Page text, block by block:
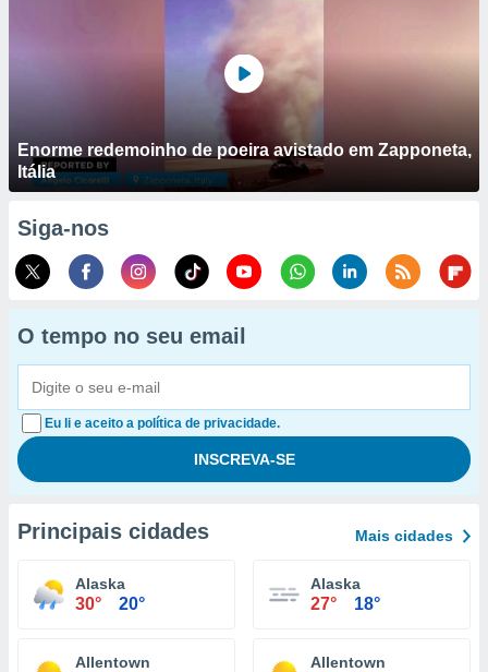
Enorme redemoinho de poeira avistado em Zapponeta,
Itália
Siga-nos
O tempo no seu email
Eu li e aceito a política de privacidade.
Principais cidades Mais cidades
Alaska
30° 20°
Alaska
27° 18°
Allentown Allentown